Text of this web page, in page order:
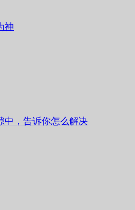
神
中，告诉你怎么解决